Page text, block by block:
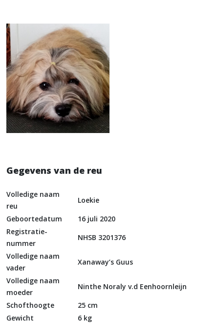
Gegevens van de reu
Volledige naam
reu
Loekie
Geboortedatum
16 juli 2020
Registratie-
nummer
NHSB 3201376
Volledige naam
vader
Xanaway’s Guus
Volledige naam
moeder
Ninthe Noraly v.d Eenhoornleijn
Schofthoogte
25 cm
Gewicht
6 kg